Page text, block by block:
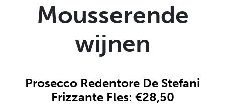
Mousserende
wijnen
Prosecco Redentore De Stefani
Frizzante Fles: €28,50